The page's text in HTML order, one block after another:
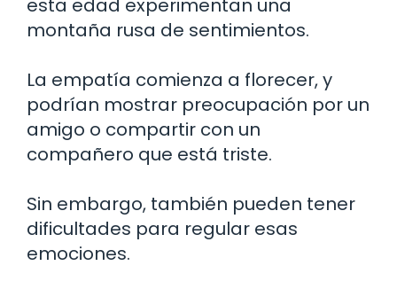
esta edad experimentan una
montaña rusa de sentimientos.
La empatía comienza a florecer, y
podrían mostrar preocupación por un
amigo o compartir con un
compañero que está triste.
Sin embargo, también pueden tener
dificultades para regular esas
emociones.